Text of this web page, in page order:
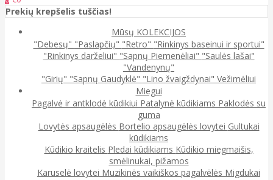
Prekių krepšelis tuščias!
Mūsų KOLEKCIJOS
"Debesų" "Paslapčių" "Retro" "Rinkinys baseinui ir sportui"
"Rinkinys darželiui" "Sapnų Piemenėliai" "Saulės lašai"
"Vandenynų"
"Girių" "Sapnų Gaudyklė" "Lino žvaigždynai" Vežimėliui
Miegui
Pagalvė ir antklodė kūdikiui Patalynė kūdikiams Paklodės su
guma
Lovytės apsaugėlės Bortelio apsaugėlės lovytei Gultukai
kūdikiams
Kūdikio kraitelis Pledai kūdikiams Kūdikio miegmaišis,
smėlinukai, pižamos
Karuselė lovytei Muzikinės vaikiškos pagalvėlės Migdukai